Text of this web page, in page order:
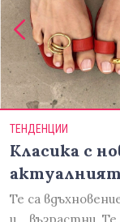
ТЕНДЕНЦИИ
Класика с
Те са